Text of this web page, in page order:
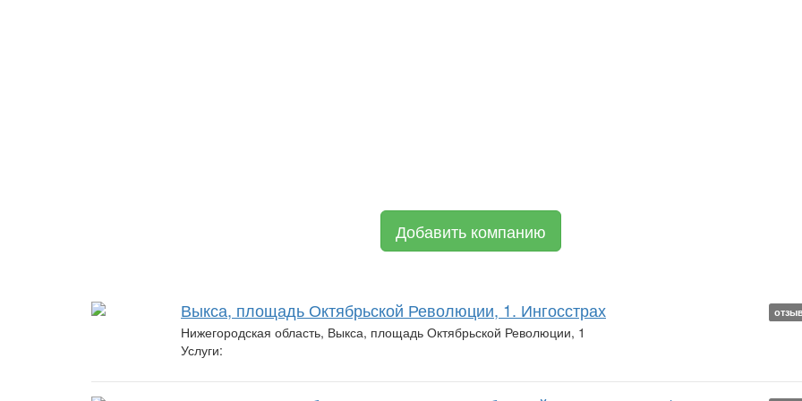
Добавить компанию
Выкса, площадь Октябрьской Революции, 1. Ингосстрах
Нижегородская область, Выкса, площадь Октябрьской Революции, 1
Услуги: